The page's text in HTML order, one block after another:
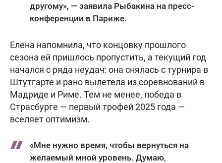
другому», — заявила Рыбакина на пресс-
конференции в Париже.
Елена напомнила, что концовку прошлого
сезона ей пришлось пропустить, а текущий год
начался с ряда неудач: она снялась с турнира в
Штутгарте и рано вылетела из соревнований в
Мадриде и Риме. Тем не менее, победа в
Страсбурге — первый трофей 2025 года —
вселяет оптимизм.
«Мне нужно время, чтобы вернуться на
желаемый мной уровень. Думаю,